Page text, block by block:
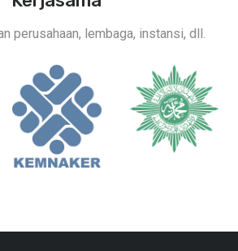
perusahaan, lembaga, instansi, dll.